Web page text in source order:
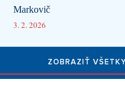
Markovič
3. 2. 2026
ZOBRAZIŤ